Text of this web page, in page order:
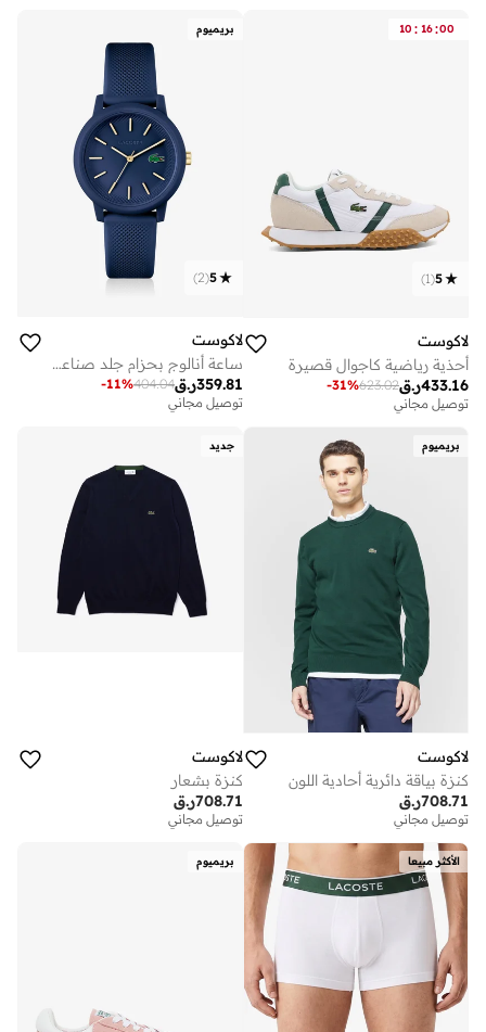
10 : 16:00
5
(
1
)
لاكوست
أحذية رياضية كاجوال قصيرة
ر.ق433.16
623.02
-31%
توصيل مجاني
بريميوم
5
(
2
)
لاكوست
ساعة أنالوج بحزام جلد صناعي 12.12
ر.ق359.81
404.04
-11%
توصيل مجاني
بريميوم
لاكوست
كنزة بياقة دائرية أحادية اللون
ر.ق708.71
توصيل مجاني
جديد
لاكوست
كنزة بشعار
ر.ق708.71
توصيل مجاني
الأكثر مبيعا بريميوم